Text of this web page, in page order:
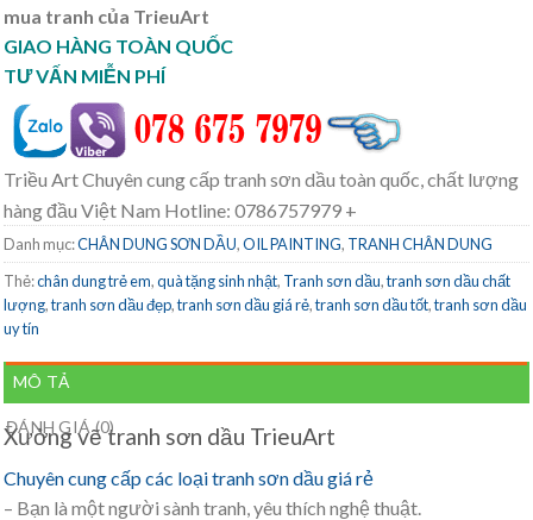
mua tranh của TrieuArt
GIAO HÀNG TOÀN QUỐC
TƯ VẤN MIỄN PHÍ
Triều Art Chuyên cung cấp tranh sơn dầu toàn quốc, chất lượng
hàng đầu Việt Nam Hotline: 0786757979 +
Danh mục:CHÂN DUNG SƠN DẦU,OIL PAINTING, TRANH CHÂN DUNG
Thẻ:chân dung trẻ em,quà tặng sinh nhật, Tranh sơn dầu,tranh sơn dầu chất
lượng,tranh sơn dầu đẹp,tranh sơn dầu giá rẻ,tranh sơn dầu tốt,tranh sơn dầu
uy tín
MÔ TẢ
ĐÁNH GIÁ (0)
Xưởng vẽ tranh sơn dầu TrieuArt
Chuyên cung cấp các loại tranh sơn dầu giá rẻ
– Bạn là một người sành tranh, yêu thích nghệ thuật.